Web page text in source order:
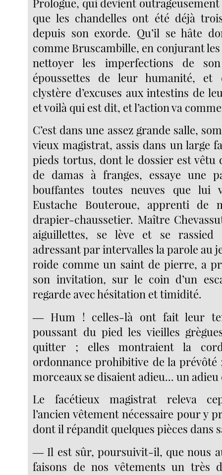
que les chandelles ont été déjà
depuis son exorde. Qu’il se hâte
comme Bruscambille, en conjurant
nettoyer les imperfections de
époussettes de leur humanité,
clystère d’excuses aux intestins de
et voilà qui est dit, et l’action va
C’est dans une assez grande salle,
vieux magistrat, assis dans un large
pieds tortus, dont le dossier est vêtu
de damas à franges, essaye une
bouffantes toutes neuves que lui
Eustache Bouteroue, apprenti de
drapier-chaussetier. Maître
aiguillettes, se lève et se rassied
adressant par intervalles la parole au
roide comme un saint de pierre, a
son invitation, sur le coin d’un
regarde avec hésitation et timidité.
― Hum ! celles-là ont fait leur
poussant du pied les vieilles
quitter ; elles montraient la
ordonnance prohibitive de la prévôté
morceaux se disaient adieu... un
Le facétieux magistrat releva
l’ancien vêtement nécessaire pour y
dont il répandit quelques pièces dans
― Il est sûr, poursuivit-il, que nous
faisons de nos vêtements un très